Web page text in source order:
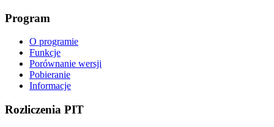
Program
O programie
Funkcje
Porównanie wersji
Pobieranie
Informacje
Rozliczenia PIT